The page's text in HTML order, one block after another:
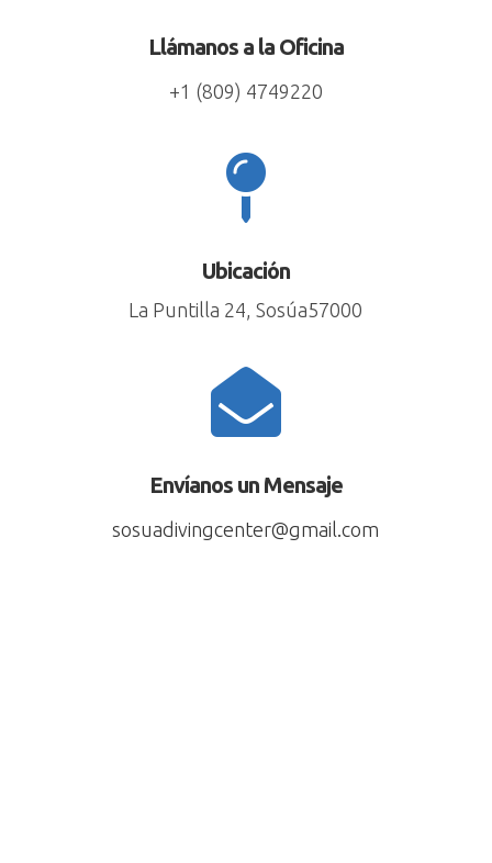
Llámanos a la Oficina
+1 (809) 4749220

Ubicación
La Puntilla 24, Sosúa57000

Envíanos un Mensaje
sosuadivingcenter@gmail.com